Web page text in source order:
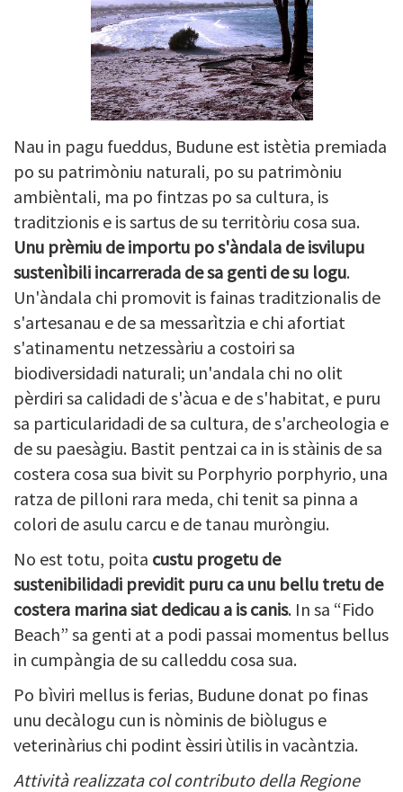
Nau in pagu fueddus, Budune est istètia premiada
po su patrimòniu naturali, po su patrimòniu
ambièntali, ma po fintzas po sa cultura, is
traditzionis e is sartus de su territòriu cosa sua.
Unu prèmiu de importu po s'àndala de isvilupu
sustenìbili incarrerada de sa genti de su logu.
Un'àndala chi promovit is fainas traditzionalis de
s'artesanau e de sa messarìtzia e chi afortiat
s'atinamentu netzessàriu a costoiri sa
biodiversidadi naturali; un'andala chi no olit
pèrdiri sa calidadi de s'àcua e de s'habitat, e puru
sa particularidadi de sa cultura, de s'archeologia e
de su paesàgiu. Bastit pentzai ca in is stàinis de sa
costera cosa sua bivit su Porphyrio porphyrio, una
ratza de pilloni rara meda, chi tenit sa pinna a
colori de asulu carcu e de tanau muròngiu.
No est totu, poita custu progetu de
sustenibilidadi previdit puru ca unu bellu tretu de
costera marina siat dedicau a is canis. In sa “Fido
Beach” sa genti at a podi passai momentus bellus
in cumpàngia de su calleddu cosa sua.
Po bìviri mellus is ferias, Budune donat po finas
unu decàlogu cun is nòminis de biòlugus e
veterinàrius chi podint èssiri ùtilis in vacàntzia.
Attività realizzata col contributo della Regione